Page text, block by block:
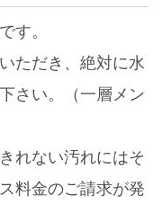
す。
ただき、絶対に水
さい。（一層メン
れない汚れにはそ
料金のご請求が発